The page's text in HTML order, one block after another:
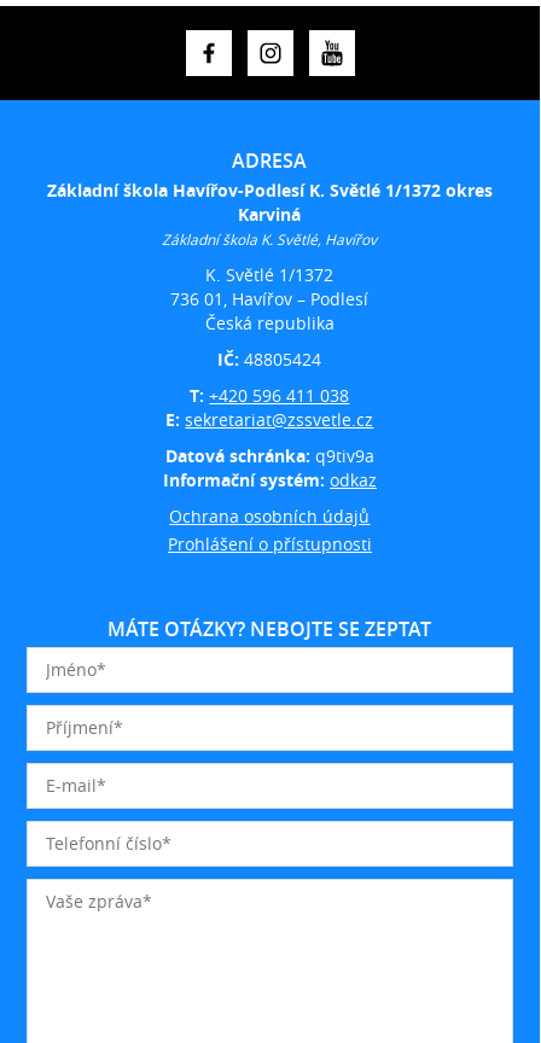
ADRESA
Základní škola Havířov-Podlesí K. Světlé 1/1372 okres
Karviná
Základní škola K. Světlé, Havířov
K. Světlé 1/1372
736 01, Havířov – Podlesí
Česká republika
IČ:48805424
T:+420 596 411 038
E:sekretariat@zssvetle.cz
Datová schránka: q9tiv9a
Informační systém: odkaz
Ochrana osobních údajů
Prohlášení o přístupnosti
MÁTE OTÁZKY? NEBOJTE SE ZEPTAT